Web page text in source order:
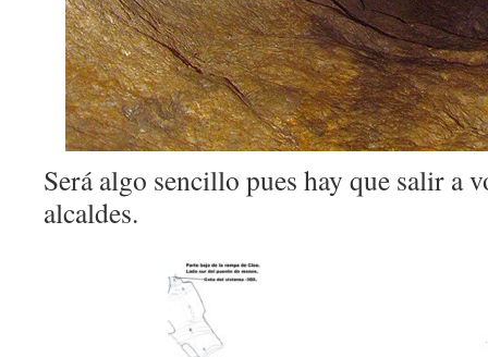
Será algo sencillo pues hay que salir a
alcaldes.